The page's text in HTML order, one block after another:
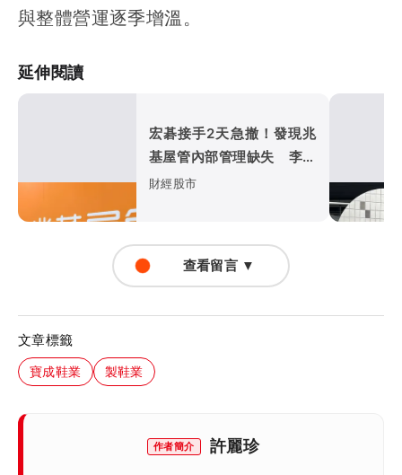
與整體營運逐季增溫。
延伸閱讀
宏碁接手2天急撤！發現兆
基屋管內部管理缺失 李文
詳辭董座、總經理
財經股市
查看留言 ▼
文章標籤
寶成鞋業 製鞋業
作者簡介 許麗珍